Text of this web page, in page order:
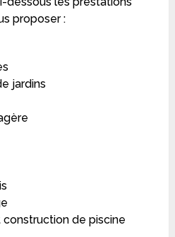
proposer :
jardins
de piscine